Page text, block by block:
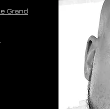
Grand